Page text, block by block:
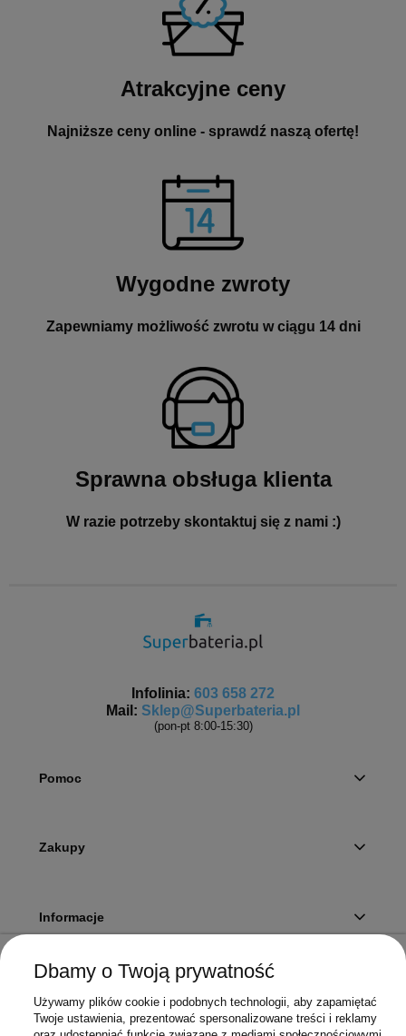
Atrakcyjne ceny
Najniższe ceny online - sprawdź naszą ofertę!
Wygodne zwroty
Zapewniamy możliwość zwrotu w ciągu 14 dni
Sprawna obsługa klienta
W razie potrzeby skontaktuj się z nami :)
Infolinia: 603 658 272
Mail: Sklep@Superbateria.pl
(pon-pt 8:00-15:30)
Pomoc
Zakupy
Informacje
Twoje konto
Dbamy o Twoją prywatność
Używamy plików cookie i podobnych technologii, aby zapamiętać
Twoje ustawienia, prezentować spersonalizowane treści i reklamy